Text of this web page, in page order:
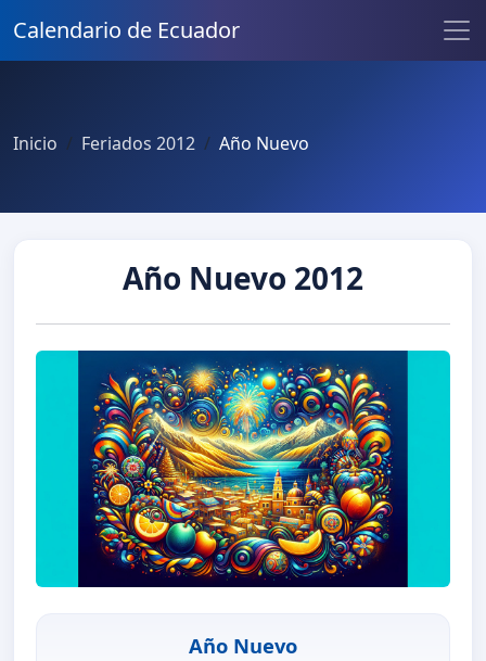
Calendario de Ecuador
Inicio Feriados 2012 Año Nuevo
Año Nuevo 2012
Año Nuevo